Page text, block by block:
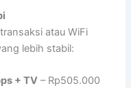
atau WiFi
lebih stabil:
+ TV – Rp505.000